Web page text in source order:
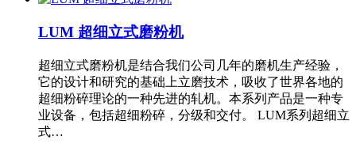
LUM 超细立式磨粉机
超细立式磨粉机是结合我们公司几年的磨机生产经验，
它的设计和研究的基础上立磨技术，吸收了世界各地的
超细粉碎理论的一种先进的轧机。本系列产品是一种专
业设备，包括超细粉碎，分级和交付。 LUM系列超细立
式…